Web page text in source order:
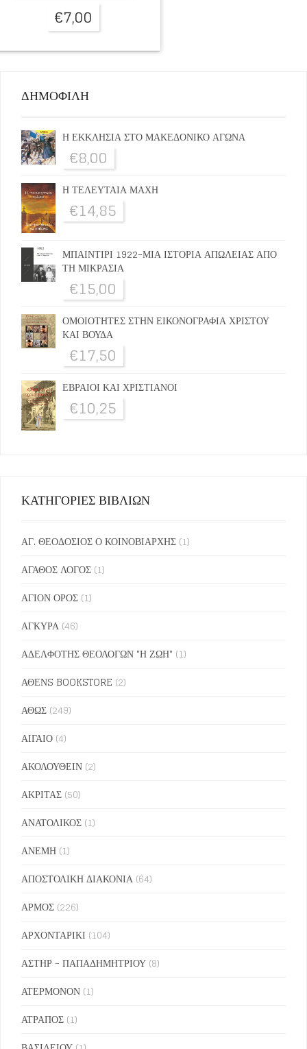
€7,00
ΔΗΜΟΦΙΛΗ
Η ΕΚΚΛΗΣΙΑ ΣΤΟ ΜΑΚΕΔΟΝΙΚΟ ΑΓΩΝΑ
€8,00
Η ΤΕΛΕΥΤΑΙΑ ΜΑΧΗ
€14,85
ΜΠΑΙΝΤΙΡΙ 1922-ΜΙΑ ΙΣΤΟΡΙΑ ΑΠΩΛΕΙΑΣ ΑΠΟ
ΤΗ ΜΙΚΡΑΣΙΑ
€15,00
ΟΜΟΙΟΤΗΤΕΣ ΣΤΗΝ ΕΙΚΟΝΟΓΡΑΦΙΑ ΧΡΙΣΤΟΥ
ΚΑΙ ΒΟΥΔΑ
€17,50
ΕΒΡΑΙΟΙ ΚΑΙ ΧΡΙΣΤΙΑΝΟΙ
€10,25
ΚΑΤΗΓΟΡΙΕΣ ΒΙΒΛΙΩΝ
ΑΓ. ΘΕΟΔΟΣΙΟΣ Ο ΚΟΙΝΟΒΙΑΡΧΗΣ (1)
ΑΓΑΘΟΣ ΛΟΓΟΣ (1)
ΑΓΙΟΝ ΟΡΟΣ (1)
ΑΓΚΥΡΑ (46)
ΑΔΕΛΦΟΤΗΣ ΘΕΟΛΟΓΩΝ "Η ΖΩΗ" (1)
ΑΘΕΝS BOOKSTORE (2)
ΑΘΩΣ (249)
ΑΙΓΑΙΟ (4)
ΑΚΟΛΟΥΘΕΙΝ (2)
ΑΚΡΙΤΑΣ (50)
ΑΝΑΤΟΛΙΚΟΣ (1)
ΑΝΕΜΗ (1)
ΑΠΟΣΤΟΛΙΚΗ ΔΙΑΚΟΝΙΑ (64)
ΑΡΜΟΣ (226)
ΑΡΧΟΝΤΑΡΙΚΙ (104)
ΑΣΤΗΡ - ΠΑΠΑΔΗΜΗΤΡΙΟΥ (8)
ΑΤΕΡΜΟΝΟΝ (1)
ΑΤΡΑΠΟΣ (1)